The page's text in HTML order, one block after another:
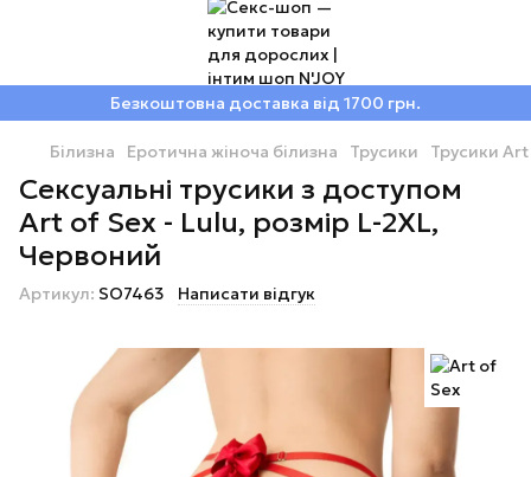
Безкоштовна доставка від 1700 грн.
Білизна Еротична жіноча білизна Трусики Трусики
Сексуальні трусики з доступом
Art of Sex - Lulu, розмір L-2XL,
Червоний
Артикул: SO7463 Написати відгук